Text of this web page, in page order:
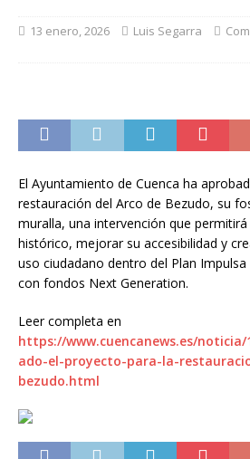
13 enero, 2026 Luis Segarra
El Ayuntamiento de Cuenca ha
restauración del Arco de Bezudo, su
muralla, una intervención que
histórico, mejorar su accesibilidad y
uso ciudadano dentro del Plan
con fondos Next Generation.
Leer completa en
https://www.cuencanews.es/noticia/
ado-el-proyecto-para-la-
bezudo.html